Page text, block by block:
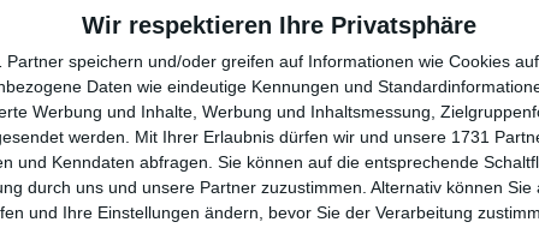
Wir respektieren Ihre Privatsphäre
Partner speichern und/oder greifen auf Informationen wie Cookies
Daten wie eindeutige Kennungen und
Werbung und Inhalte, Werbung und Inhaltsmessung,
werden. Mit Ihrer Erlaubnis dürfen wir und unsere 1731
und Kenndaten abfragen. Sie können auf die entsprechende
durch uns und unsere Partner zuzustimmen. Alternativ können Sie
und Ihre Einstellungen ändern, bevor Sie der Verarbeitung
Open Bukarestgewürdigt. Aber
von dort aus besiegelte, um das
Verletzung, die Nardi's Bewegung
den Sieg zu besiegeln.
t,
B.
on
n
nt.